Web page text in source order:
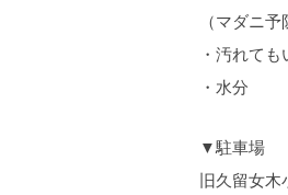
（マダニ
・汚れて
・水分
▼駐車場
旧久留女木